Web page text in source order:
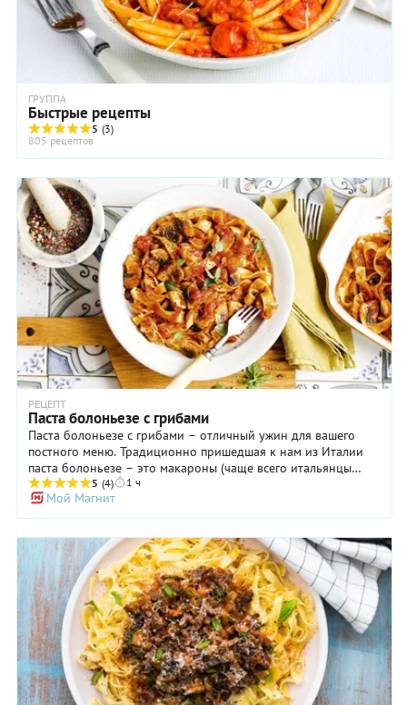
ГРУППА
Быстрые рецепты
5 (3)
805 рецептов
РЕЦЕПТ
Паста болоньезе с грибами
Паста болоньезе с грибами – отличный ужин для вашего
постного меню. Традиционно пришедшая к нам из Италии
паста болоньезе – это макароны (чаще всего итальянцы
используют широкие и плоские тальятелле) с густым и
насыщенным мясным томатным рагу. Впрочем, если заменить
мясо на грибы – шампиньоны, портобелло, вешенки или
даже лесные – выйдет ничуть не хуже. Причем
приготовление этого блюда только кажется сложным и
долгим: основное время ваш соус проведет в духовке, не
требуя никакого вашего участия. Что может быть проще, чем
нарезать грибы и овощи, подпечь их в духовке, смешать с
томатами, бальзамическим уксусом и сахаром и снова
поставить томиться? Но вот соус готов, паста отварена и
смешана с соусом, и можно принимать восторженные
комплименты близких вашим кулинарным способностям!
5 (4) 1 ч
Мой Магнит